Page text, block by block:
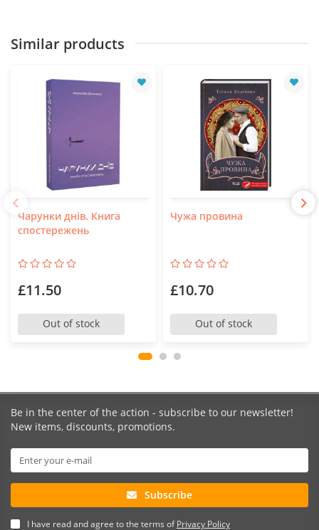
Similar products
Чарунки днів. Книга
спостережень
£11.50
Out of stock
Чужа провина
£10.70
Out of stock
Be in the center of the action - subscribe to our newsletter!
New items, discounts, promotions.
Subscribe
I have read and agree to the terms ofPrivacy Policy